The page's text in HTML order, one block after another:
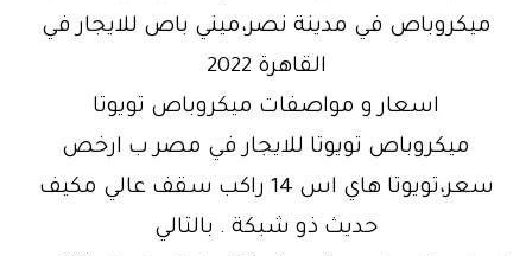
ميكروباص في مدينة نصر،ميني باص للايجار في
القاهرة 2022
اسعار و مواصفات ميكروباص تويوتا
ميكروباص تويوتا للايجار في مصر ب ارخص
سعر،تويوتا هاي اس 14 راكب سقف عالي مكيف
حديث ذو شبكة . بالتالي